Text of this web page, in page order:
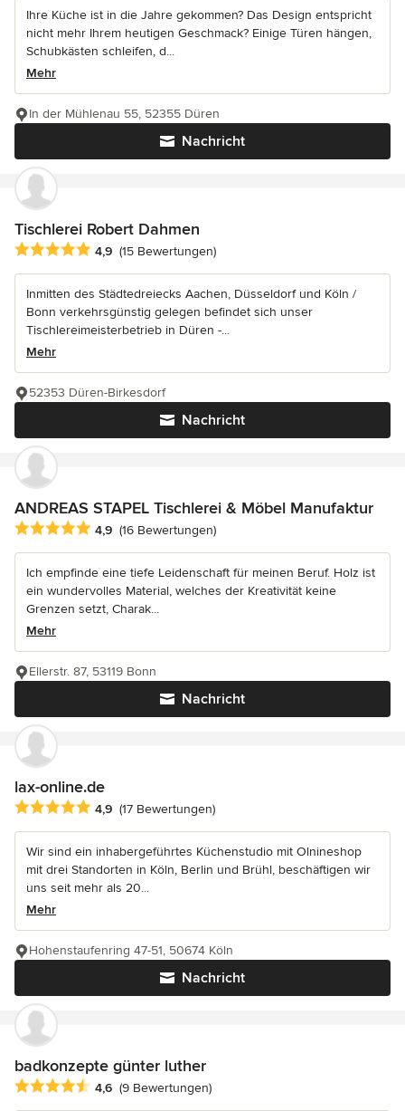
Ihre Küche ist in die Jahre gekommen? Das Design entspricht
nicht mehr Ihrem heutigen Geschmack? Einige Türen hängen,
Schubkästen schleifen, d...
Mehr
Nachricht
In der Mühlenau 55, 52355 Düren
Tischlerei Robert Dahmen
Durchschnittliche Bewertung: 4.9 von 5 Sternen
4,9 (15 Bewertungen)
Inmitten des Städtedreiecks Aachen, Düsseldorf und Köln /
Bonn verkehrsgünstig gelegen befindet sich unser
Tischlereimeisterbetrieb in Düren -...
Mehr
Nachricht
52353 Düren-Birkesdorf
ANDREAS STAPEL Tischlerei & Möbel Manufaktur
Durchschnittliche Bewertung: 4.9 von 5 Sternen
4,9 (16 Bewertungen)
Ich empfinde eine tiefe Leidenschaft für meinen Beruf. Holz ist
ein wundervolles Material, welches der Kreativität keine
Grenzen setzt, Charak...
Mehr
Nachricht
Ellerstr. 87, 53119 Bonn
lax-online.de
Durchschnittliche Bewertung: 4.9 von 5 Sternen
4,9 (17 Bewertungen)
Wir sind ein inhabergeführtes Küchenstudio mit Olnineshop
mit drei Standorten in Köln, Berlin und Brühl, beschäftigen wir
uns seit mehr als 20...
Mehr
Nachricht
Hohenstaufenring 47-51, 50674 Köln
badkonzepte günter luther
Durchschnittliche Bewertung: 4.6 von 5 Sternen
4,6 (9 Bewertungen)